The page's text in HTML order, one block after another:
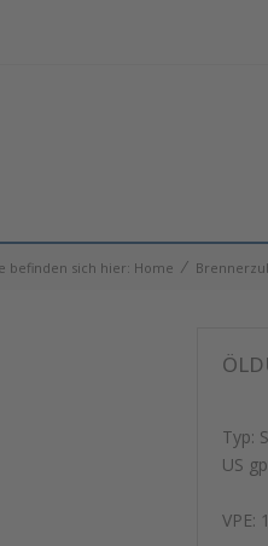
befinden sich hier: Home ⁄
Typ:
US
VPE: